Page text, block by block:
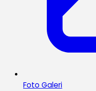
Foto Galeri